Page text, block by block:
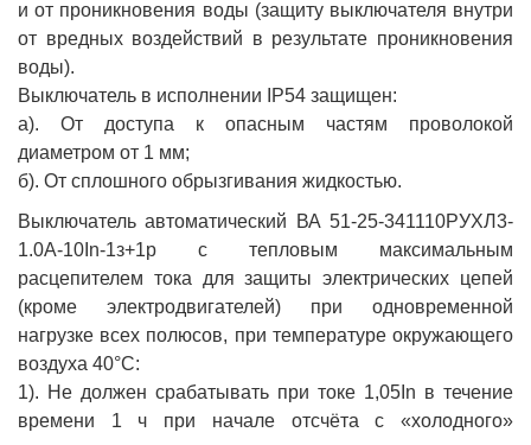
и от проникновения воды (защиту выключателя внутри
от вредных воздействий в результате проникновения
воды).
Выключатель в исполнении IP54 защищен:
а). От доступа к опасным частям проволокой
диаметром от 1 мм;
б). От сплошного обрызгивания жидкостью.
Выключатель автоматический ВА 51-25-341110РУХЛ3-
1.0А-10In-1з+1р с тепловым максимальным
расцепителем тока для защиты электрических цепей
(кроме электродвигателей) при одновременной
нагрузке всех полюсов, при температуре окружающего
воздуха 40°С:
1). Не должен срабатывать при токе 1,05In в течение
времени 1 ч при начале отсчёта с «холодного»